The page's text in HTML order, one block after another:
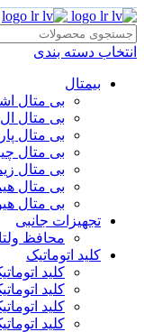
انتخاب دسته بندی
بیمتال
بی متال
بی متال
بی متال
بی متال
بی متال
بی متال
بی متال
تجهیزات جانبی
محافظ
کلید اتوماتیک
کلید
کلید
کلید
کلید